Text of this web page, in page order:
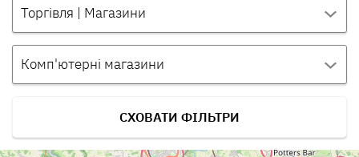
Торгівля | Магазини
Комп'ютерні магазини
СХОВАТИ ФІЛЬТРИ